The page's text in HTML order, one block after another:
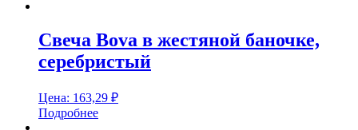
Свеча Bova в жестяной баночке,
серебристый
Цена: 163,29 ₽
Подробнее